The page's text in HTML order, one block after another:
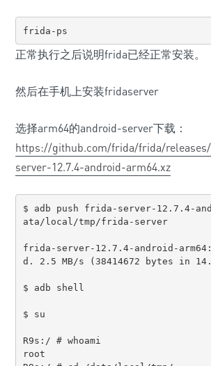
frida-ps
正常执行之后说明frida已经正常安装。
然后在手机上安装fridaserver
选择arm64的android-server下载：
https://github.com/frida/frida/
server-12.7.4-android-arm64.xz
$ adb push frida-server-12.7.4-
ata/local/tmp/frida-server
frida-server-12.7.4-android-
d. 2.5 MB/s (38414672 bytes in
$ adb shell
$ su
R9s:/ # whoami
root